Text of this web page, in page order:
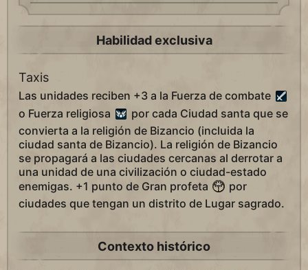
Habilidad exclusiva
Taxis
Las unidades reciben +3 a la Fuerza de combate
o Fuerza religiosa
por cada Ciudad santa que se
convierta a la religión de Bizancio (incluida la
ciudad santa de Bizancio). La religión de Bizancio
se propagará a las ciudades cercanas al derrotar a
una unidad de una civilización o ciudad-estado
enemigas. +1 punto de Gran profeta
por
ciudades que tengan un distrito de Lugar sagrado.
Contexto histórico